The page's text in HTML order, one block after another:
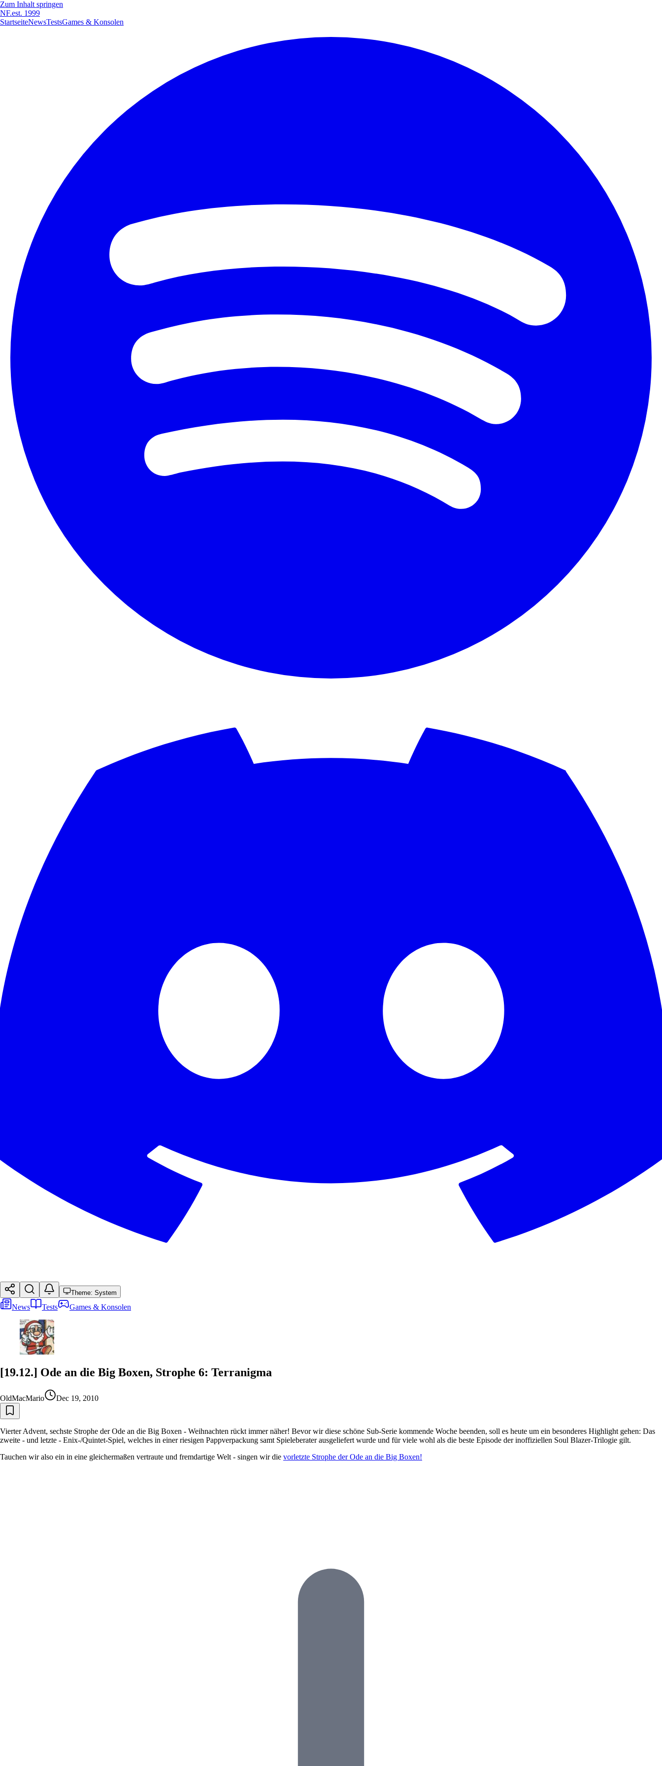
Zum Inhalt springen
NF.est. 1999
StartseiteNewsTestsGames & Konsolen
Theme: System
News Tests Games & Konsolen
[19.12.] Ode an die Big Boxen, Strophe 6: Terranigma
OldMacMario Dec 19, 2010
Vierter Advent, sechste Strophe der Ode an die Big Boxen - Weihnachten rückt immer näher! Bevor wir diese schöne Sub-Serie kommende Woche beenden, soll es heute um ein besonderes Highlight gehen: Das
zweite - und letzte - Enix-/Quintet-Spiel, welches in einer riesigen Pappverpackung samt Spieleberater ausgeliefert wurde und für viele wohl als die beste Episode der inoffiziellen Soul Blazer-Trilogie gilt.
Tauchen wir also ein in eine gleichermaßen vertraute und fremdartige Welt - singen wir die vorletzte Strophe der Ode an die Big Boxen!